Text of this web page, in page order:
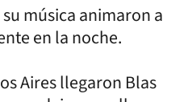
música animaron a
en la noche.
Aires llegaron Blas